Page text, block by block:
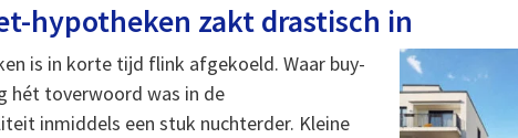
hypotheken zakt drastisch in
is in korte tijd flink afgekoeld. Waar buy-
hét toverwoord was in de
inmiddels een stuk nuchterder. Kleine